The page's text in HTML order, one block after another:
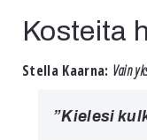
Tanssi
Sarjakuva
Kosteita
Stella Kaarna: Vain
”Kielesi